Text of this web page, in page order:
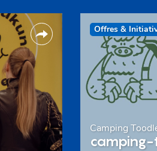
Offres &
Camping
camping-